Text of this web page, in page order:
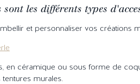
sont les différents types
et personnaliser vos créations
en céramique ou sous forme de
murales.